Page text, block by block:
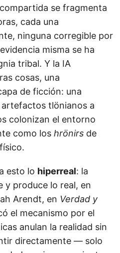
se fragmenta
cada una
ninguna corregible por
misma se ha
tribal. Y la IA
cosas, una
de ficción: una
tlönianos a
colonizan el entorno
como los hrönirs de
esto lo hiperreal: la
y produce lo real, en
Arendt, en Verdad y
el mecanismo por el
anulan la realidad sin
directamente — solo